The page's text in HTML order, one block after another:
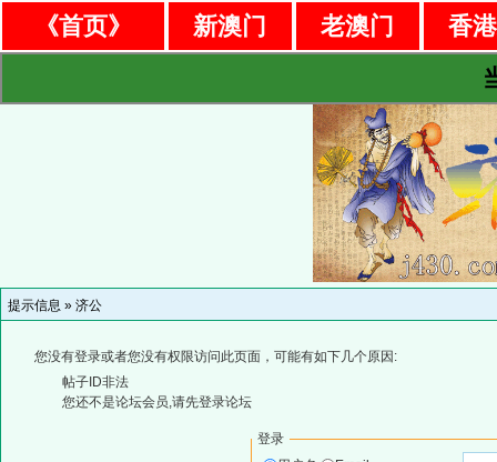
《首页》 新澳门 老澳门
香
提示信息 » 济公
您没有登录或者您没有权限访问此页面，可能有如下几个原因:
帖子ID非法
您还不是论坛会员,请先登录论坛
登录